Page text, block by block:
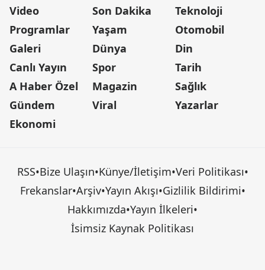
Video
Programlar
Galeri
Canlı Yayın
A Haber Özel
Gündem
Ekonomi
Son Dakika
Yaşam
Dünya
Spor
Magazin
Viral
Teknoloji
Otomobil
Din
Tarih
Sağlık
Yazarlar
RSS•Bize Ulaşın•Künye/İletişim•Veri Politikası•
Frekanslar•Arşiv•Yayın Akışı•Gizlilik Bildirimi•
Hakkımızda•Yayın İlkeleri•
İsimsiz Kaynak Politikası